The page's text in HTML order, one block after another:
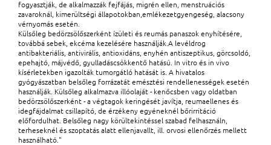
fogyasztják, de alkalmazzák fejfájás, migrén ellen, menstruációs
zavaroknál, kimerültségi állapotokban,emlékezetgyengeség, alacsony
vérnyomás esetén.
Külsőleg bedörzsölőszerként ízületi és reumás panaszok enyhítésére,
továbbá sebek, ekcéma kezelésére használják.A levéldrog
antibakteriális, antivirális, antioxidáns, enyhén antiszeptikus, görcsoldó,
epehajtó, májvédő, gyulladáscsökkentő hatású. In vitro és in vivo
kísérletekben igazolták tumorgátló hatását is. A hivatalos
gyógyászatban belsőleg forrázatát emésztési rendellenességek esetén
használják. Külsőleg alkalmazva illóolaját - kenőcsben vagy oldatban
bedörzsölőszerként - a végtagok keringését javítja, reumaellenes és
idegfájdalmat csillapító, de érzékeny egyéneknél bőrirritáció
előfordulhat. Belsőleg nagy körültekintéssel szabad felhasználn,
terheseknél és szoptatás alatt ellenjavallt, ill. orvosi ellenőrzés mellett
használható."